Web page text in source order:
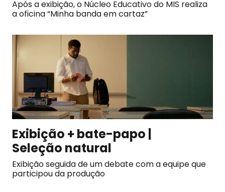
Após a exibição, o Núcleo Educativo do MIS realiza
a oficina “Minha banda em cartaz”
Exibição + bate-papo |
Seleção natural
Exibição seguida de um debate com a equipe que
participou da produção